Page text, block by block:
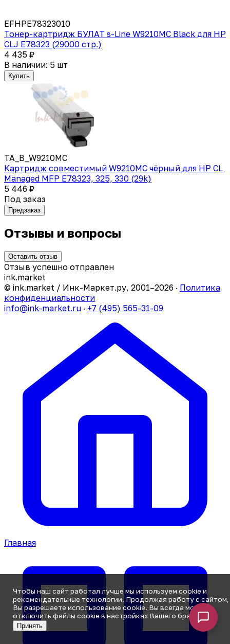
EFHPE78323010
Тонер-картридж БУЛАТ s-Line W9210MC Black для HP
CLJ E78323 (29000 стр.)
4 435 ₽
В наличии: 5 шт
Купить
TA_B_W9210MC
Картридж совместимый W9210MC чёрный для HP CL
Managed MFP E78323, 325, 330 (29k)
5 446 ₽
Под заказ
Предзаказ
Отзывы и вопросы
Оставить отзыв
Отзыв успешно отправлен
ink.market
© ink.market / Инк-Маркет.ру, 2001–2026 · Политика
конфиденциальности
info@ink-market.ru · +7 (495) 565-31-09
Главная
Чтобы наш сайт работал лучше мы используем cookie и
рекомендательные технологии. Продолжая работу с сайтом,
Вы разрешаете использование cookie. Вы всегда можете
отключить файлы cookie в настройках Вашего браузера.
Принять